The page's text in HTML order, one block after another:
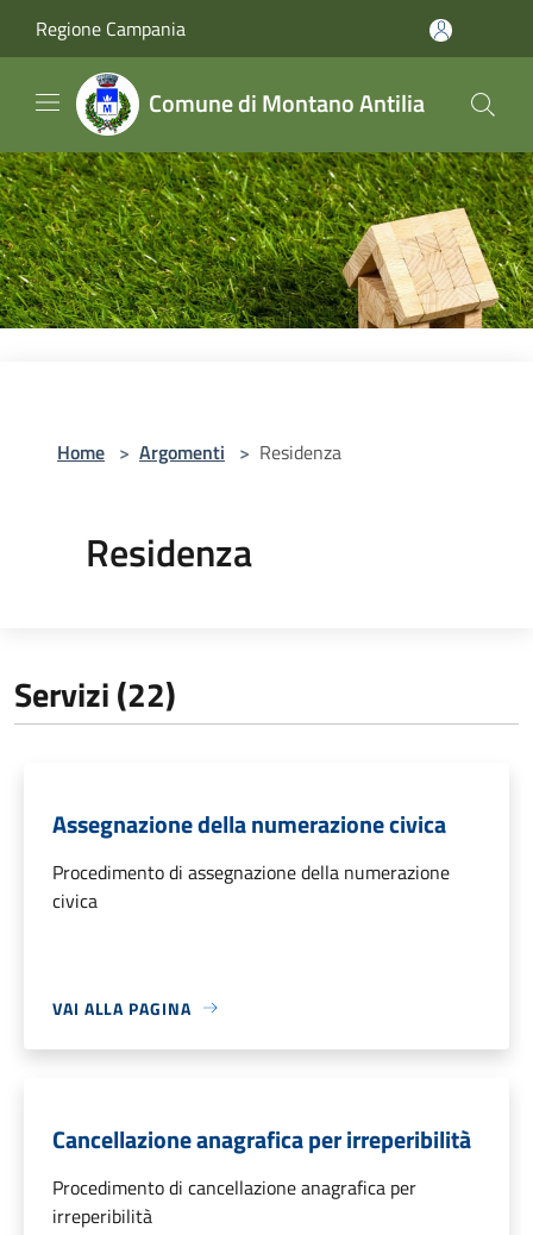
Regione Campania
Comune di Montano Antilia
Home > Argomenti > Residenza
Residenza
Servizi (22)
Assegnazione della numerazione civica
Procedimento di assegnazione della numerazione
civica
VAI ALLA PAGINA
Cancellazione anagrafica per irreperibilità
Procedimento di cancellazione anagrafica per
irreperibilità